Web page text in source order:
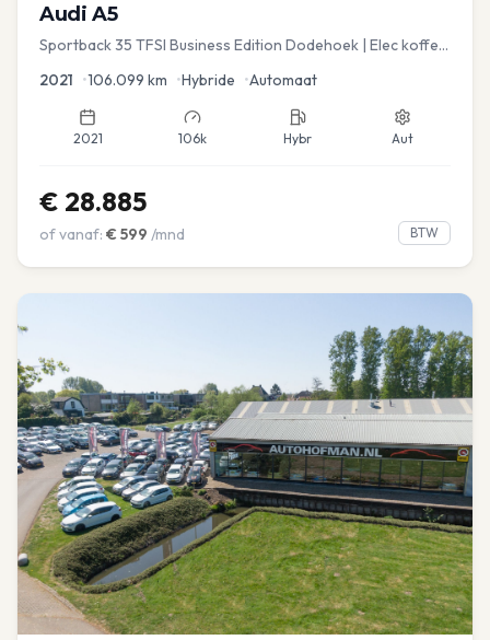
Audi A5
Sportback 35 TFSI Business Edition Dodehoek | Elec koffer
2021 •106.099 km •Hybride •Automaat
2021 106k Hybr Aut
€ 28.885
of vanaf: € 599 /mnd BTW